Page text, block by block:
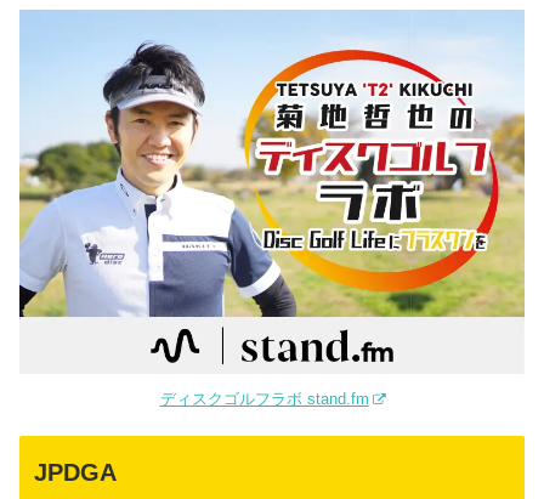
ディスクゴルフラボ stand.fm
JPDGA